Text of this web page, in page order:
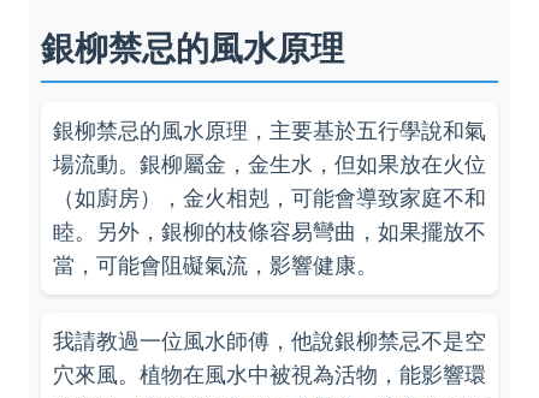
銀柳禁忌的風水原理
銀柳禁忌的風水原理，主要基於五行學說和氣
場流動。銀柳屬金，金生水，但如果放在火位
（如廚房），金火相剋，可能會導致家庭不和
睦。另外，銀柳的枝條容易彎曲，如果擺放不
當，可能會阻礙氣流，影響健康。
我請教過一位風水師傅，他說銀柳禁忌不是空
穴來風。植物在風水中被視為活物，能影響環